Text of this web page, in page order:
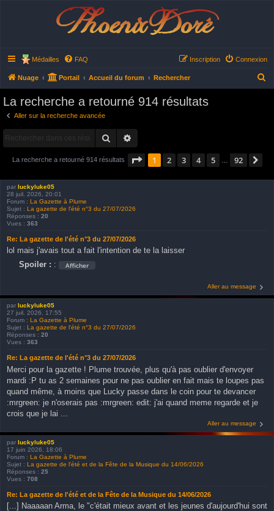
Phoenix Doré
Médailles FAQ Connexion
Inscription
Nuage Portail Accueil du forum Rechercher
h
La recherche a retourné 914 résultats
Aller sur la recherche avancée
Rechercher
La recherche a retourné 914 résultats Page 1sur92
1 2 3 4 5 92
par luckyluke05
28 juil. 2026, 20:01
Forum : La Gazette à Plume
Sujet : La gazette de l'été n°3 du 27/07/2026
Réponses : 20
Vues : 363
Re: La gazette de l'été n°3 du 27/07/2026
lol mais j'avais tout a fait l'intention de te la laisser
Spoiler : :
Aller au message
par luckyluke05
27 juil. 2026, 17:55
Forum : La Gazette à Plume
Sujet : La gazette de l'été n°3 du 27/07/2026
Réponses : 20
Vues : 363
Re: La gazette de l'été n°3 du 27/07/2026
Merci pour la gazette ! Plume trouvée, plus qu'à pas oublier d'envoyer
mardi :P tu as 2 semaines pour ne pas oublier en fait mais te loupes pas
quand même, à moins que Lucky passe dans le coin pour te devancer
:mrgreen: je n'oserais pas :mrgreen: edit: j'ai quand meme regarde et je
crois que je lai ...
Aller au message
par luckyluke05
17 juin 2026, 18:06
Forum : La Gazette à Plume
Sujet : La gazette de l'été et de la Fête de la Musique du 14/06/2026
Réponses : 25
Vues : 708
Re: La gazette de l'été et de la Fête de la Musique du 14/06/2026
[...] Naaaaan Arma, le "c'était mieux avant et les jeunes d'aujourd'hui sont